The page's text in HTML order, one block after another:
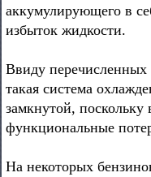
аккумулирующего в
избыток жидкости.
Ввиду перечисленных
такая система
замкнутой,
функциональные
На некоторых